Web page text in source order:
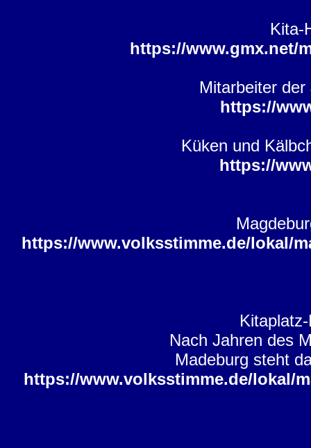
Kita-
https://www.gmx.net/
Mitarbeiter der
https://
Küken und
https://
https://www.volksstimme.de/lokal/
Nach Jahren des
Madeburg steht
https://www.volksstimme.de/lokal/